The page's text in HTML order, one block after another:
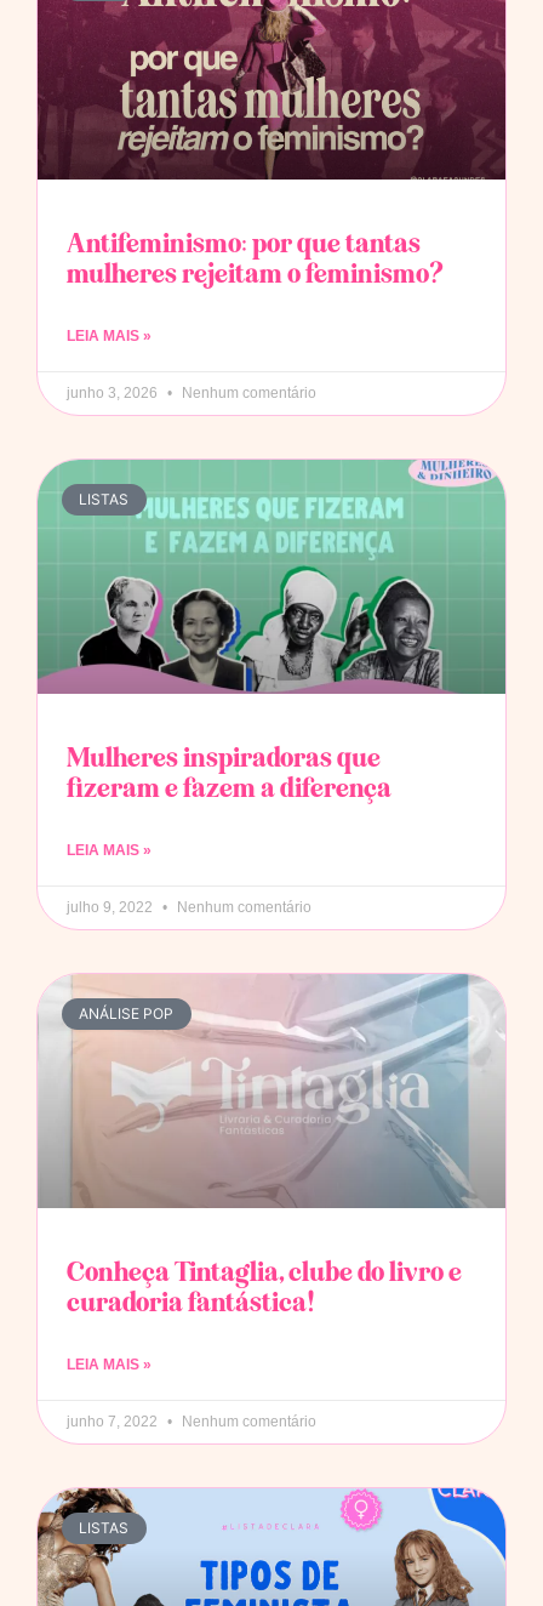
Antifeminismo: por que tantas
mulheres rejeitam o feminismo?
LEIA MAIS »
junho 3, 2026 Nenhum comentário
LISTAS
Mulheres inspiradoras que
fizeram e fazem a diferença
LEIA MAIS »
julho 9, 2022 Nenhum comentário
ANÁLISE POP
Conheça Tintaglia, clube do livro e
curadoria fantástica!
LEIA MAIS »
junho 7, 2022 Nenhum comentário
LISTAS